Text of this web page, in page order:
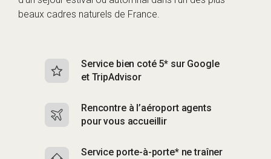
beaux cadres naturels de France.
Service bien coté 5* sur Google
et TripAdvisor
Rencontre à l’aéroport agents
pour vous accueillir
Service porte-à-porte* ne traîner